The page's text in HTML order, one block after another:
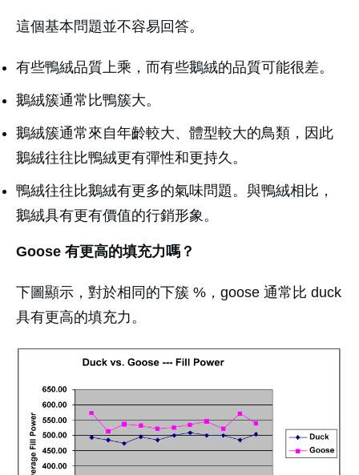
這個基本問題並不容易回答。
有些鴨絨品質上乘，而有些鵝絨的品質可能很差。
鵝絨簇通常比鴨簇大。
鵝絨簇通常來自年齡較大、體型較大的鳥類，因此
鵝絨往往比鴨絨更有彈性和更持久。
鴨絨往往比鵝絨有更多的氣味問題。與鴨絨相比，
鵝絨具有更有價值的行銷形象。
Goose 有更高的填充力嗎？
下圖顯示，對於相同的下簇 %，goose 通常比 duck
具有更高的填充力。